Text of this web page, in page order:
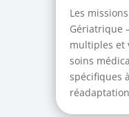
Les
Gériatrique
multiples et
soins
spécifiques